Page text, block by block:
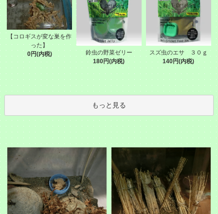
【コロギスが変な巣を作
った】
0円(内税)
鈴虫の野菜ゼリー
180円(内税)
スズ虫のエサ ３０ｇ
140円(内税)
もっと見る